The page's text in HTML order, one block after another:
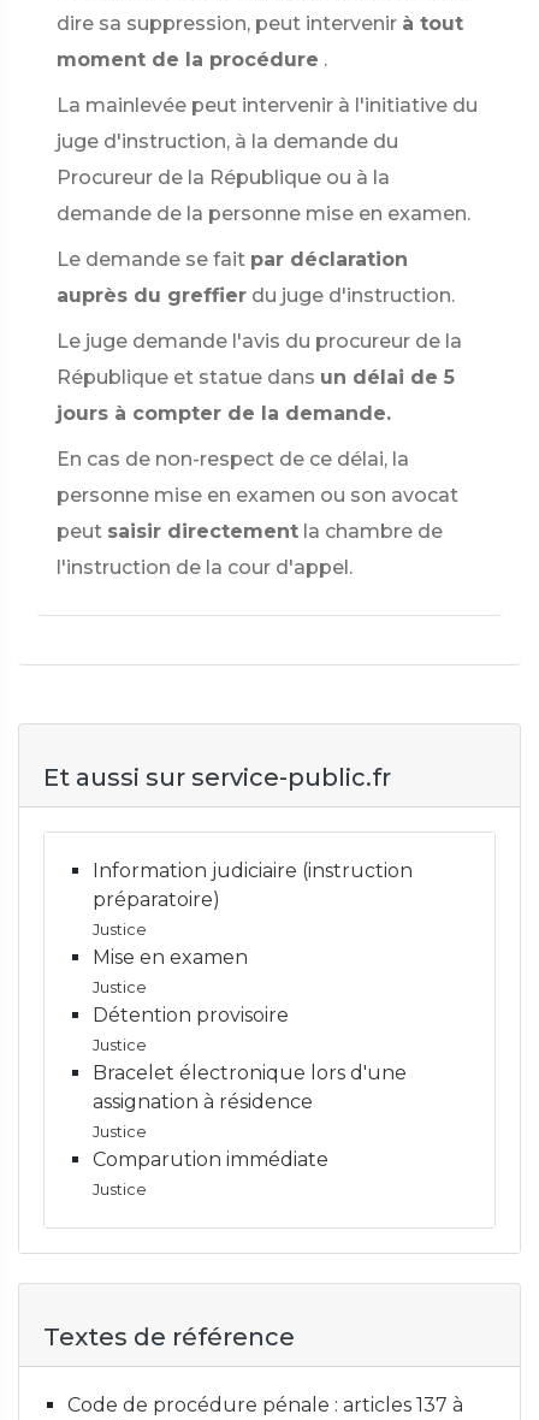
dire sa suppression, peut intervenir à tout
moment de la procédure .
La mainlevée peut intervenir à l'initiative du
juge d'instruction, à la demande du
Procureur de la République ou à la
demande de la personne mise en examen.
Le demande se fait par déclaration
auprès du greffier du juge d'instruction.
Le juge demande l'avis du procureur de la
République et statue dans un délai de 5
jours à compter de la demande.
En cas de non-respect de ce délai, la
personne mise en examen ou son avocat
peut saisir directement la chambre de
l'instruction de la cour d'appel.
Et aussi sur service-public.fr
Information judiciaire (instruction
préparatoire)
Justice
Mise en examen
Justice
Détention provisoire
Justice
Bracelet électronique lors d'une
assignation à résidence
Justice
Comparution immédiate
Justice
Textes de référence
Code de procédure pénale : articles 137 à